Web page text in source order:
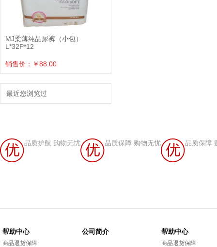
MJ柔薄纯品尿裤（小包）
L*32P*12
销售价：￥88.00
最近您浏览过
品质护航 购物无忧 品质保障 购物无忧 品质保障
帮助中心
商品退货保障
公司简介 帮助中心
商品退货保障